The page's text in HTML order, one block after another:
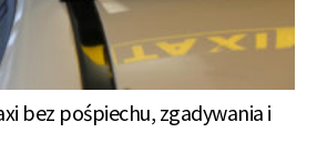
bez pośpiechu, zgadywania i